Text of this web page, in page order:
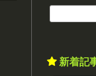
新着記